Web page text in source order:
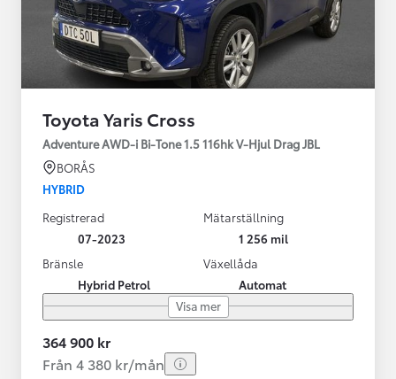
Toyota Yaris Cross
Adventure AWD-i Bi-Tone 1.5 116hk V-Hjul Drag JBL
BORÅS
HYBRID
Registrerad
07-2023
Mätarställning
1 256 mil
Bränsle
Hybrid Petrol
Växellåda
Automat
Visa mer
364 900 kr
Från 4 380 kr/mån